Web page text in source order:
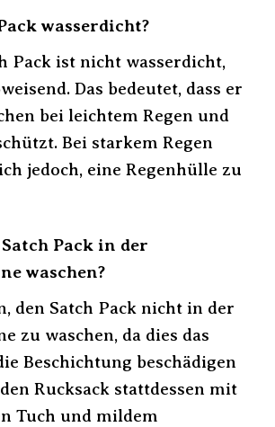
wasserdicht?
Pack ist nicht wasserdicht,
Das bedeutet, dass er
bei leichtem Regen und
Bei starkem Regen
jedoch, eine Regenhülle zu
Pack in der
waschen?
den Satch Pack nicht in der
zu waschen, da dies das
Beschichtung beschädigen
Rucksack stattdessen mit
Tuch und mildem